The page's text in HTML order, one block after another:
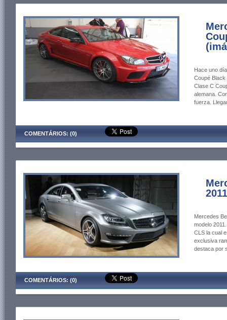
Hace uno
Coupé Black
Clase C
alemana.
fuerza.
COMENTÁRIOS: (0)
2011
Mercedes
modelo
CLS la cual
exclusiva
destaca por
COMENTÁRIOS: (0)